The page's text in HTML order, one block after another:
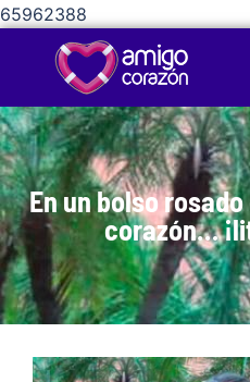
65962388
En un bolso
corazón…